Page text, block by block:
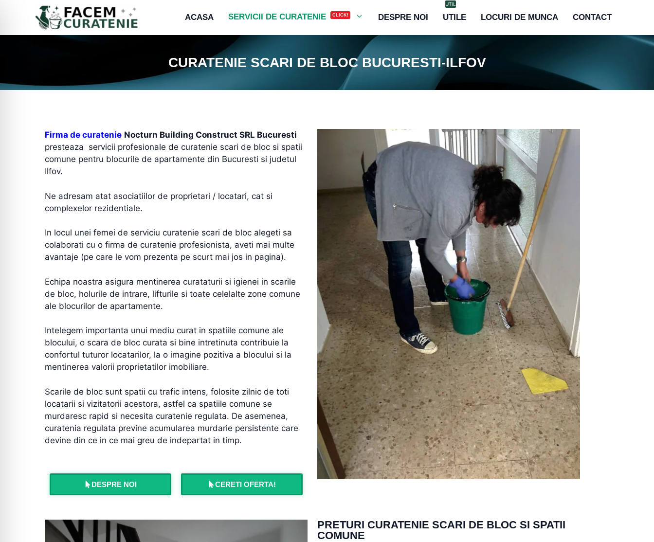
ACASA SERVICII DE CURATENIE CLICK! DESPRE NOI UTILE LOCURI DE MUNCA CONTACT
CURATENIE SCARI DE BLOC BUCURESTI-ILFOV
Firma de curatenie Nocturn Building Construct SRL Bucuresti
presteaza servicii profesionale de curatenie scari de bloc si spatii
comune pentru blocurile de apartamente din Bucuresti si judetul
Ilfov.
Ne adresam atat asociatiilor de proprietari / locatari, cat si
complexelor rezidentiale.
In locul unei femei de serviciu curatenie scari de bloc alegeti sa
colaborati cu o firma de curatenie profesionista, aveti mai multe
avantaje (pe care le vom prezenta pe scurt mai jos in pagina).
Echipa noastra asigura mentinerea curataturii si igienei in scarile
de bloc, holurile de intrare, lifturile si toate celelalte zone comune
ale blocurilor de apartamente.
Intelegem importanta unui mediu curat in spatiile comune ale
blocului, o scara de bloc curata si bine intretinuta contribuie la
confortul tuturor locatarilor, la o imagine pozitiva a blocului si la
mentinerea valorii proprietatilor imobiliare.
Scarile de bloc sunt spatii cu trafic intens, folosite zilnic de toti
locatarii si vizitatorii acestora, astfel ca spatiile comune se
murdaresc rapid si necesita curatenie regulata. De asemenea,
curatenia regulata previne acumularea murdarie persistente care
devine din ce in ce mai greu de indepartat in timp.
DESPRE NOI CERETI OFERTA!
PRETURI CURATENIE SCARI DE BLOC SI SPATII
COMUNE